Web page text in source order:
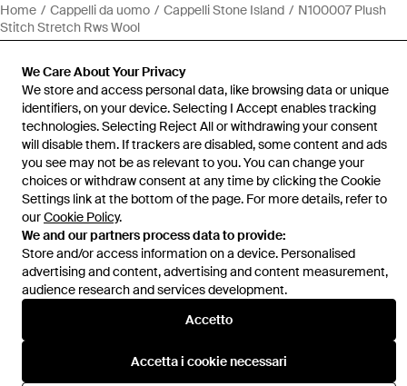
We Care About Your Privacy
We store and access personal data, like browsing data or unique
identifiers, on your device. Selecting I Accept enables tracking
technologies. Selecting Reject All or withdrawing your consent
will disable them. If trackers are disabled, some content and ads
you see may not be as relevant to you. You can change your
choices or withdraw consent at any time by clicking the Cookie
Settings link at the bottom of the page. For more details, refer to
ourCookie Policy.
We and our partners process data to provide:
Store and/or access information on a device. Personalised
advertising and content, advertising and content measurement,
audience research and services development.
Accetto
Accetta i cookie necessari
Home Cappelli da uomo Cappelli Stone Island
N100007 Plush
Stitch Stretch Rws Wool
Assistenza e info